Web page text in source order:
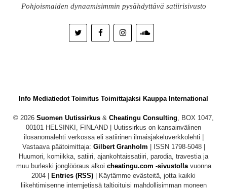
Pohjoismaiden dynaamisimmin pysähdyttävä satiirisivusto
Info Mediatiedot Toimitus Toimittajaksi Kauppa International
© 2026 Suomen Uutissirkus & Cheatingu Consulting , BOX 1047,
00101 HELSINKI, FINLAND | Uutissirkus on kansainvälinen
ilosanomalehti verkossa eli satiirinen ilmaisjakeluverkkolehti |
Vastaava päätoimittaja: Gilbert Granholm | ISSN 1798-5048 |
Huumori, komiikka, satiiri, ajankohtaissatiiri, parodia, travestia ja
muu burleski jonglööraus alkoi cheatingu.com -sivustollavuonna
2004 | Entries (RSS) | Käytämme evästeitä, jotta kaikki
liikehtimisenne internjetissä taltioituisi mahdollisimman moneen